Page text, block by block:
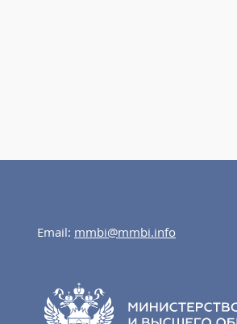
Email: mmbi@mmbi.info